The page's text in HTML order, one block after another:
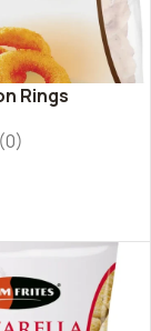
Rings
(0)
ΚΑΛΆΘΙ